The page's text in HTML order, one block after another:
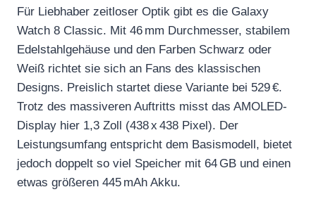
Für Liebhaber zeitloser Optik gibt es die Galaxy
Watch 8 Classic. Mit 46 mm Durchmesser, stabilem
Edelstahlgehäuse und den Farben Schwarz oder
Weiß richtet sie sich an Fans des klassischen
Designs. Preislich startet diese Variante bei 529 €.
Trotz des massiveren Auftritts misst das AMOLED-
Display hier 1,3 Zoll (438 x 438 Pixel). Der
Leistungsumfang entspricht dem Basismodell, bietet
jedoch doppelt so viel Speicher mit 64 GB und einen
etwas größeren 445 mAh Akku.